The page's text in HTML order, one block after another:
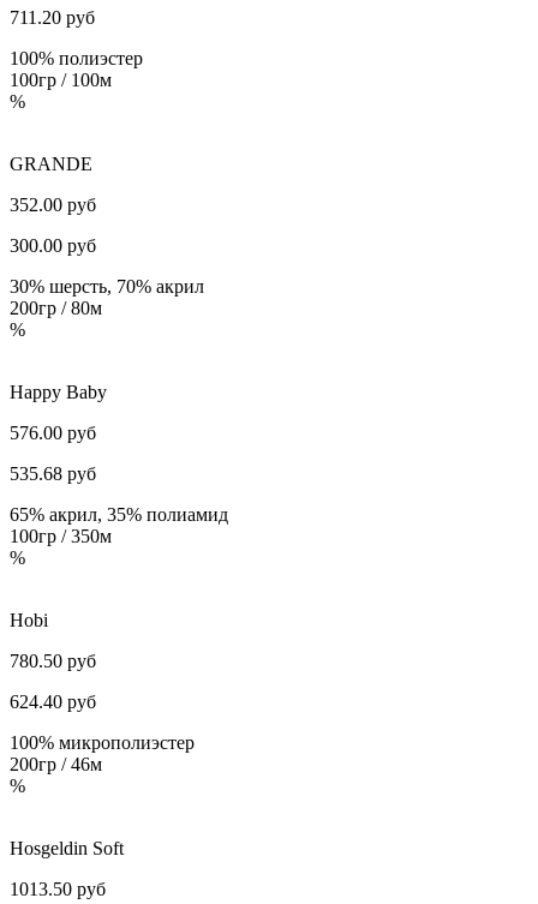
711.20 руб
100% полиэстер
100гр / 100м
%
GRANDE
352.00 руб
300.00 руб
30% шерсть, 70% акрил
200гр / 80м
%
Happy Baby
576.00 руб
535.68 руб
65% акрил, 35% полиамид
100гр / 350м
%
Hobi
780.50 руб
624.40 руб
100% микрополиэстер
200гр / 46м
%
Hosgeldin Soft
1013.50 руб